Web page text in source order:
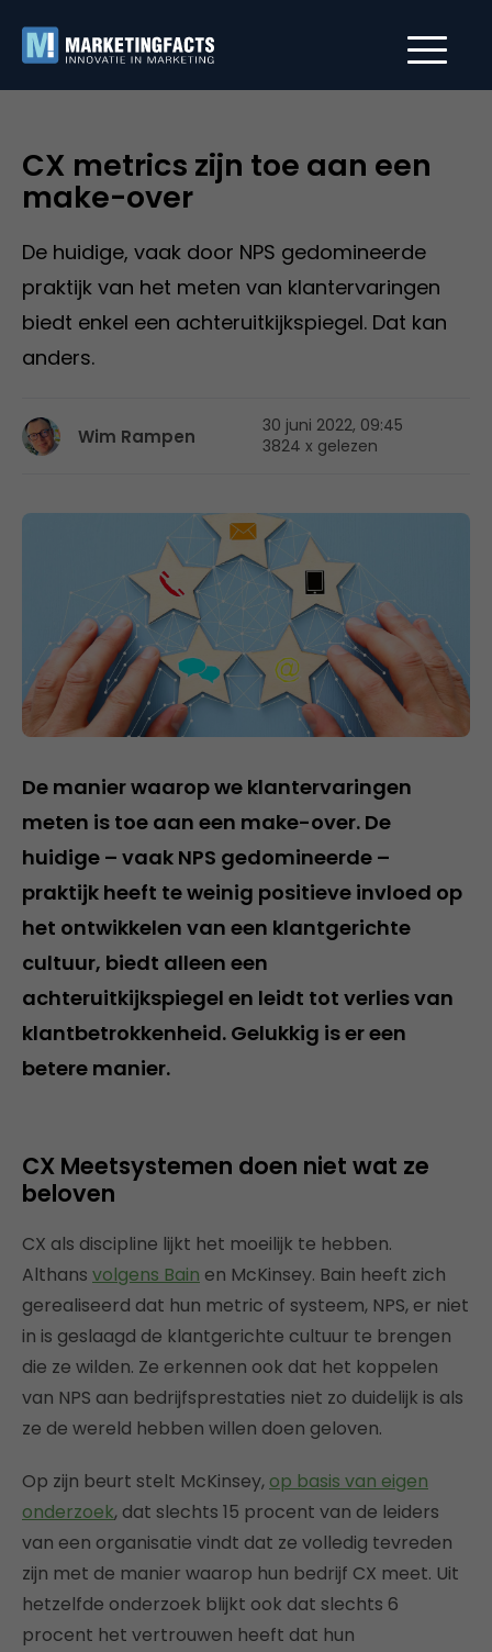
CX metrics zijn toe aan een
make-over
De huidige, vaak door NPS gedomineerde
praktijk van het meten van klantervaringen
biedt enkel een achteruitkijkspiegel. Dat kan
anders.
Wim Rampen
30 juni 2022, 09:45
3824 x gelezen
De manier waarop we klantervaringen
meten is toe aan een make-over. De
huidige – vaak NPS gedomineerde –
praktijk heeft te weinig positieve invloed op
het ontwikkelen van een klantgerichte
cultuur, biedt alleen een
achteruitkijkspiegel en leidt tot verlies van
klantbetrokkenheid. Gelukkig is er een
betere manier.
CX Meetsystemen doen niet wat ze
beloven
CX als discipline lijkt het moeilijk te hebben.
Althans volgens Bain en McKinsey. Bain heeft zich
gerealiseerd dat hun metric of systeem, NPS, er niet
in is geslaagd de klantgerichte cultuur te brengen
die ze wilden. Ze erkennen ook dat het koppelen
van NPS aan bedrijfsprestaties niet zo duidelijk is als
ze de wereld hebben willen doen geloven.
Op zijn beurt stelt McKinsey, op basis van eigen
onderzoek, dat slechts 15 procent van de leiders
van een organisatie vindt dat ze volledig tevreden
zijn met de manier waarop hun bedrijf CX meet. Uit
hetzelfde onderzoek blijkt ook dat slechts 6
procent het vertrouwen heeft dat hun